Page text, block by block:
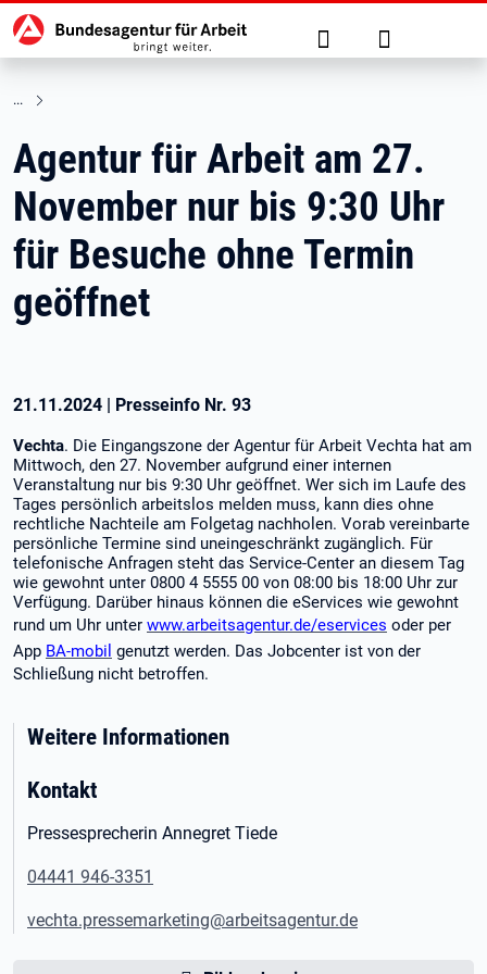
zu den Hauptinhalten springen
Hauptnavigation Suche Anmelden
Agentur für Arbeit am 27.
November nur bis 9:30 Uhr
für Besuche ohne Termin
geöffnet
21.11.2024 | Presseinfo Nr. 93
Vechta. Die Eingangszone der Agentur für Arbeit Vechta hat am
Mittwoch, den 27. November aufgrund einer internen
Veranstaltung nur bis 9:30 Uhr geöffnet. Wer sich im Laufe des
Tages persönlich arbeitslos melden muss, kann dies ohne
rechtliche Nachteile am Folgetag nachholen. Vorab vereinbarte
persönliche Termine sind uneingeschränkt zugänglich. Für
telefonische Anfragen steht das Service-Center an diesem Tag
wie gewohnt unter 0800 4 5555 00 von 08:00 bis 18:00 Uhr zur
Verfügung. Darüber hinaus können die eServices wie gewohnt
rund um Uhr unter www.arbeitsagentur.de/eservices oder per
App BA-mobil genutzt werden. Das Jobcenter ist von der
Schließung nicht betroffen.
Weitere Informationen
Kontakt
Pressesprecherin Annegret Tiede
04441 946-3351
vechta.pressemarketing@arbeitsagentur.de